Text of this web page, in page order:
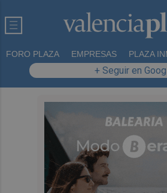
FORO PLAZA EMPRESAS PLAZA
+ Seguir en